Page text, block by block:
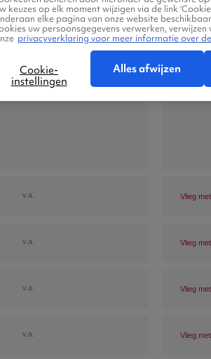
v.a.
v.a.
v.a.
v.a.
Vlieg
Vlieg
Vlieg
Vlieg
keuzes op elk moment wijzigen via de link
elke pagina van onze website
uw persoonsgegevens verwerken, verwijzen
privacyverklaring voor meer informatie over
Cookie-
instellingen
Alles afwijzen